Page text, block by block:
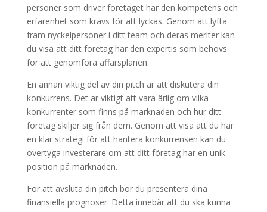
personer som driver företaget har den kompetens och
erfarenhet som krävs för att lyckas. Genom att lyfta
fram nyckelpersoner i ditt team och deras meriter kan
du visa att ditt företag har den expertis som behövs
för att genomföra affärsplanen.
En annan viktig del av din pitch är att diskutera din
konkurrens. Det är viktigt att vara ärlig om vilka
konkurrenter som finns på marknaden och hur ditt
företag skiljer sig från dem. Genom att visa att du har
en klar strategi för att hantera konkurrensen kan du
övertyga investerare om att ditt företag har en unik
position på marknaden.
För att avsluta din pitch bör du presentera dina
finansiella prognoser. Detta innebär att du ska kunna